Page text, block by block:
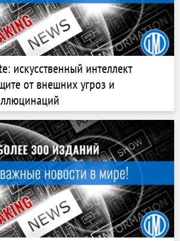
искусственный интеллект
от внешних угроз и